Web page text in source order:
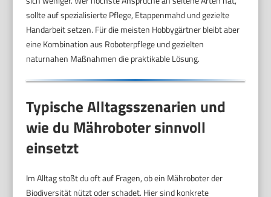
sollte auf spezialisierte Pflege, Etappenmahd und gezielte
Handarbeit setzen. Für die meisten Hobbygärtner bleibt aber
eine Kombination aus Roboterpflege und gezielten
naturnahen Maßnahmen die praktikable Lösung.
Typische Alltagsszenarien und
wie du Mähroboter sinnvoll
einsetzt
Im Alltag stoßt du oft auf Fragen, ob ein Mähroboter der
Biodiversität nützt oder schadet. Hier sind konkrete